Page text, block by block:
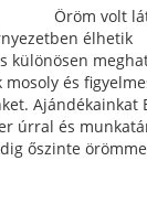
Öröm volt
élhetik
különösen
és
Ajándékainkat
úrral és
őszinte